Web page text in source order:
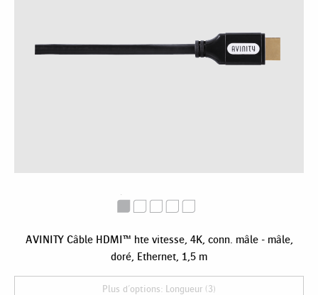
AVINITY Câble HDMI™ hte vitesse, 4K, conn. mâle - mâle,
doré, Ethernet, 1,5 m
Plus d'options: Longueur (3)